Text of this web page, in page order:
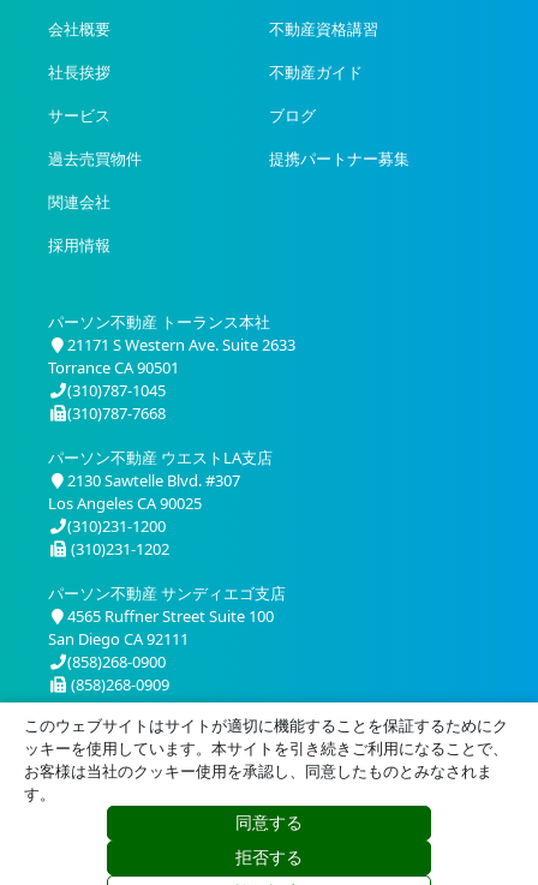
会社概要
社長挨拶
サービス
過去売買物件
関連会社
採用情報
不動産資格講習
不動産ガイド
ブログ
提携パートナー募集
パーソン不動産 トーランス本社
21171 S Western Ave. Suite 2633
Torrance CA 90501
(310)787-1045
(310)787-7668
パーソン不動産 ウエストLA支店
2130 Sawtelle Blvd. #307
Los Angeles CA 90025
(310)231-1200
(310)231-1202
パーソン不動産 サンディエゴ支店
4565 Ruffner Street Suite 100
San Diego CA 92111
(858)268-0900
(858)268-0909
© 2026 Person Realty, Inc. All Rights Reserved.
このウェブサイトはサイトが適切に機能することを保証するためにク
ッキーを使用しています。本サイトを引き続きご利用になることで、
お客様は当社のクッキー使用を承認し、同意したものとみなされま
す。
同意する
拒否する